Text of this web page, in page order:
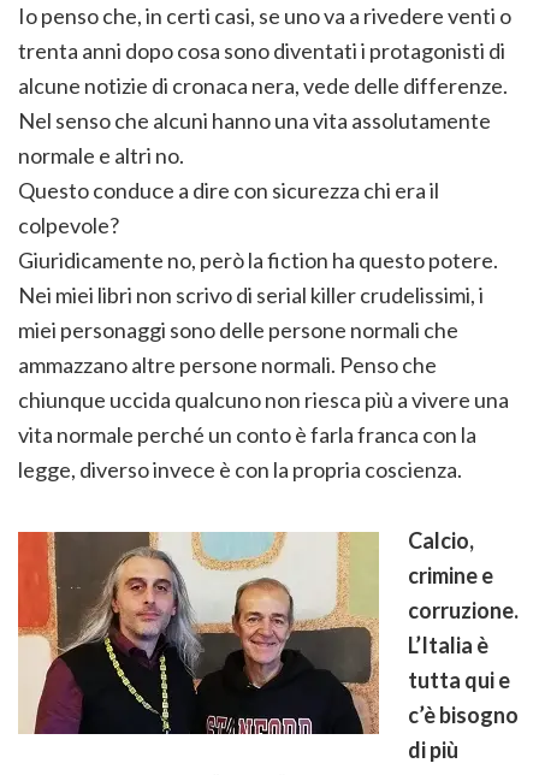
Io penso che, in certi casi, se uno va a rivedere venti o
trenta anni dopo cosa sono diventati i protagonisti di
alcune notizie di cronaca nera, vede delle differenze.
Nel senso che alcuni hanno una vita assolutamente
normale e altri no.
Questo conduce a dire con sicurezza chi era il
colpevole?
Giuridicamente no, però la fiction ha questo potere.
Nei miei libri non scrivo di serial killer crudelissimi, i
miei personaggi sono delle persone normali che
ammazzano altre persone normali. Penso che
chiunque uccida qualcuno non riesca più a vivere una
vita normale perché un conto è farla franca con la
legge, diverso invece è con la propria coscienza.
Calcio,
crimine e
corruzione.
L’Italia è
tutta qui e
c’è bisogno
di più